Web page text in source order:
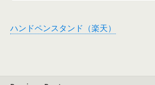
ハンドペンスタンド（楽天）